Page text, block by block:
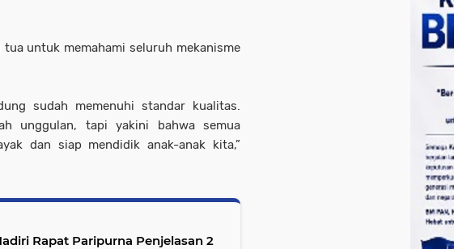
untuk memahami seluruh mekanisme
sudah memenuhi standar kualitas.
unggulan, tapi yakini bahwa semua
dan siap mendidik anak-anak kita,”
Rapat Paripurna Penjelasan 2